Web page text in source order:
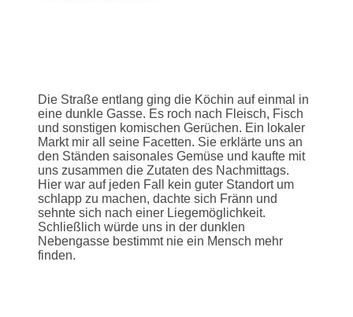
Die Straße entlang ging die Köchin auf einmal in
eine dunkle Gasse. Es roch nach Fleisch, Fisch
und sonstigen komischen Gerüchen. Ein lokaler
Markt mir all seine Facetten. Sie erklärte uns an
den Ständen saisonales Gemüse und kaufte mit
uns zusammen die Zutaten des Nachmittags.
Hier war auf jeden Fall kein guter Standort um
schlapp zu machen, dachte sich Fränn und
sehnte sich nach einer Liegemöglichkeit.
Schließlich würde uns in der dunklen
Nebengasse bestimmt nie ein Mensch mehr
finden.